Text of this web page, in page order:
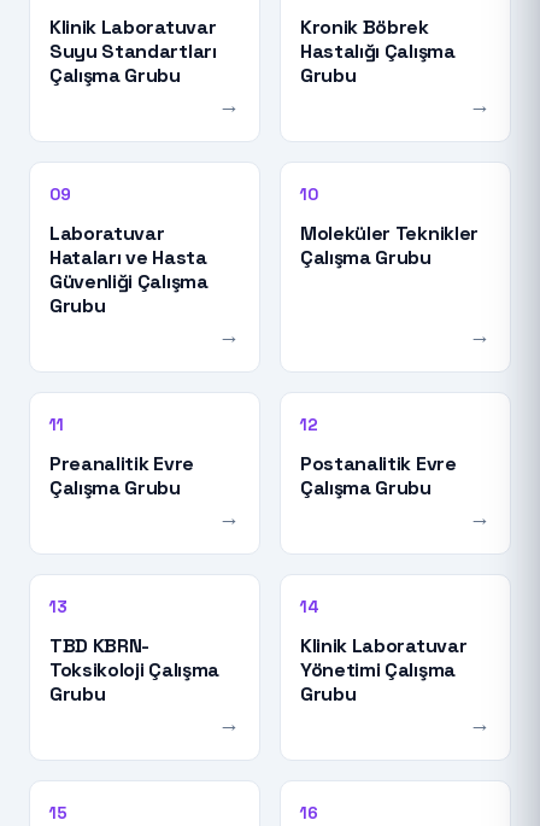
Klinik Laboratuvar
Suyu Standartları
Çalışma Grubu
→
Kronik Böbrek
Hastalığı Çalışma
Grubu
→
09
Laboratuvar
Hataları ve Hasta
Güvenliği Çalışma
Grubu
→
10
Moleküler Teknikler
Çalışma Grubu
→
11
Preanalitik Evre
Çalışma Grubu
→
12
Postanalitik Evre
Çalışma Grubu
→
13
TBD KBRN-
Toksikoloji Çalışma
Grubu
→
14
Klinik Laboratuvar
Yönetimi Çalışma
Grubu
→
15 16